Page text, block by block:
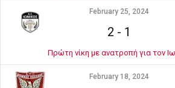
February 25, 2024
2 - 1
Πρώτη νίκη με ανατροπή για τον
February 18, 2024